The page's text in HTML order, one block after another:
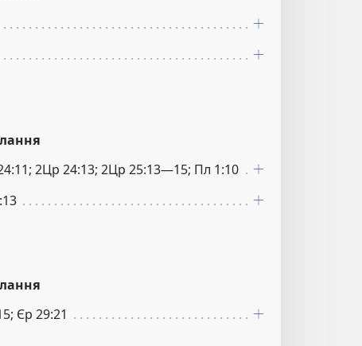
2Цр 24:13; 2Цр 25:13—15; Пл 1:10
Єр 29:21